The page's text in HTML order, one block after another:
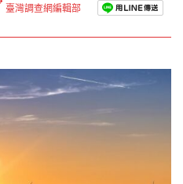
臺灣調查網編輯部